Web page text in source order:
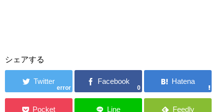
シェアする
error 0